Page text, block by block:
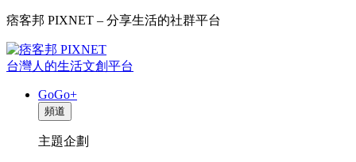
痞客邦 PIXNET – 分享生活的社群平台
台灣人的生活文創平台
GoGo+
頻道
主題企劃